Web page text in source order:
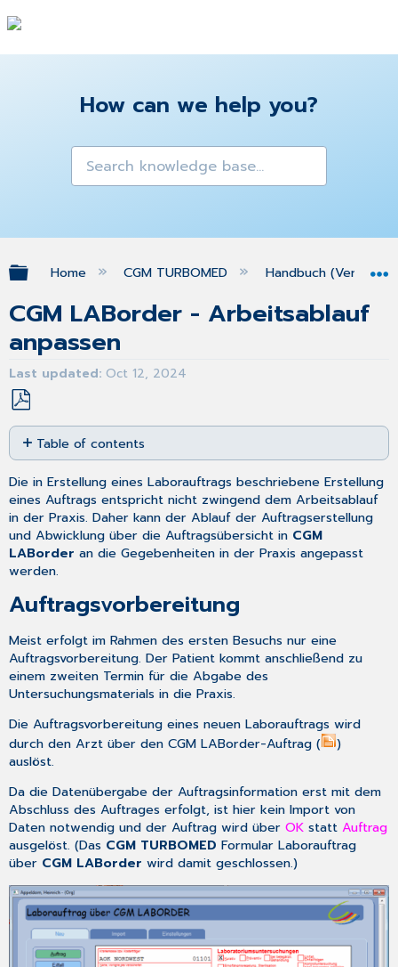
How can we help you?
Expand/collapse global hierarchy
Home CGM TURBOMED Handbuch (Version
CGM LABorder - Arbeitsablauf
anpassen
Last updated Oct 12, 2024
Save
as
PDF
Table of contents
Auftragsbearbeitung
in
der
CGM
LABORDER-
Auftragsübersicht
Import
der
Auftragsinformationen
nach
CGM
TURBOMED
Die in Erstellung eines Laborauftrags beschriebene Erstellung
eines Auftrags entspricht nicht zwingend dem Arbeitsablauf
in der Praxis. Daher kann der Ablauf der Auftragserstellung
und Abwicklung über die Auftragsübersicht in CGM
LABorder an die Gegebenheiten in der Praxis angepasst
werden.
Auftragsvorbereitung
Meist erfolgt im Rahmen des ersten Besuchs nur eine
Auftragsvorbereitung. Der Patient kommt anschließend zu
einem zweiten Termin für die Abgabe des
Untersuchungsmaterials in die Praxis.
Die Auftragsvorbereitung eines neuen Laborauftrags wird
durch den Arzt über den CGM LABorder-Auftrag (
)
auslöst.
Da die Datenübergabe der Auftragsinformation erst mit dem
Abschluss des Auftrages erfolgt, ist hier kein Import von
Daten notwendig und der Auftrag wird überOK stattAuftrag
ausgelöst. (Das CGM TURBOMED Formular Laborauftrag
über CGM LABorder wird damit geschlossen.)